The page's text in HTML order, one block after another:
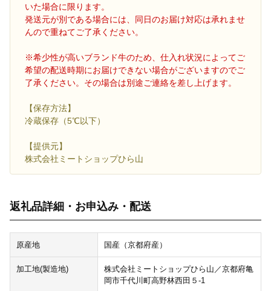
いた場合に限ります。
発送元が別である場合には、同日のお届け対応は承れませ
んので重ねてご了承ください。
※希少性が高いブランド牛のため、仕入れ状況によってご
希望の配送時期にお届けできない場合がございますのでご
了承ください。その場合は別途ご連絡を差し上げます。
【保存方法】
冷蔵保存（5℃以下）
【提供元】
株式会社ミートショップひら山
返礼品詳細・お申込み・配送
原産地 国産（京都府産）
加工地(製造地)
株式会社ミートショップひら山／京都府亀
岡市千代川町高野林西田５-1